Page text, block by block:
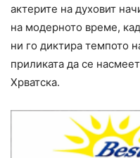
актерите на духовит
на модерното време,
ни го диктира темпото
приликата да се
Хрватска.